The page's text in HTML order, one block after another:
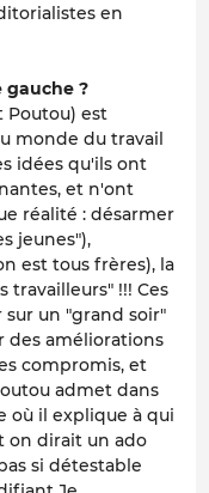
en
gauche ?
Poutou) est
monde du travail
idées qu'ils ont
et n'ont
réalité : désarmer
jeunes"),
est tous frères), la
!!! Ces
un "grand soir"
des améliorations
compromis, et
admet dans
où il explique à qui
on dirait un ado
si détestable